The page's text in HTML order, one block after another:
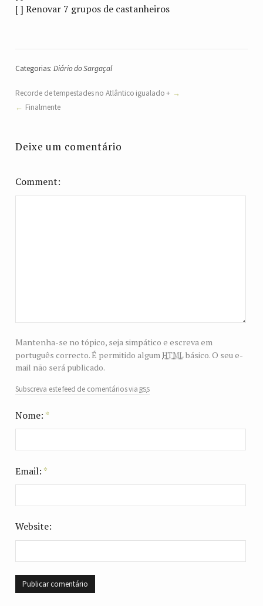
[ ] Renovar 7 grupos de castanheiros
Categorias: Diário do Sargaçal
Recorde de tempestades no Atlântico igualado +
Finalmente
Deixe um comentário
Comment
Mantenha-se no tópico, seja simpático e escreva em
português correcto. É permitido algum htmlbásico. O seu e-
mail não será publicado.
Subscreva este feed de comentários via rss
Nome: *
Email: *
Website: